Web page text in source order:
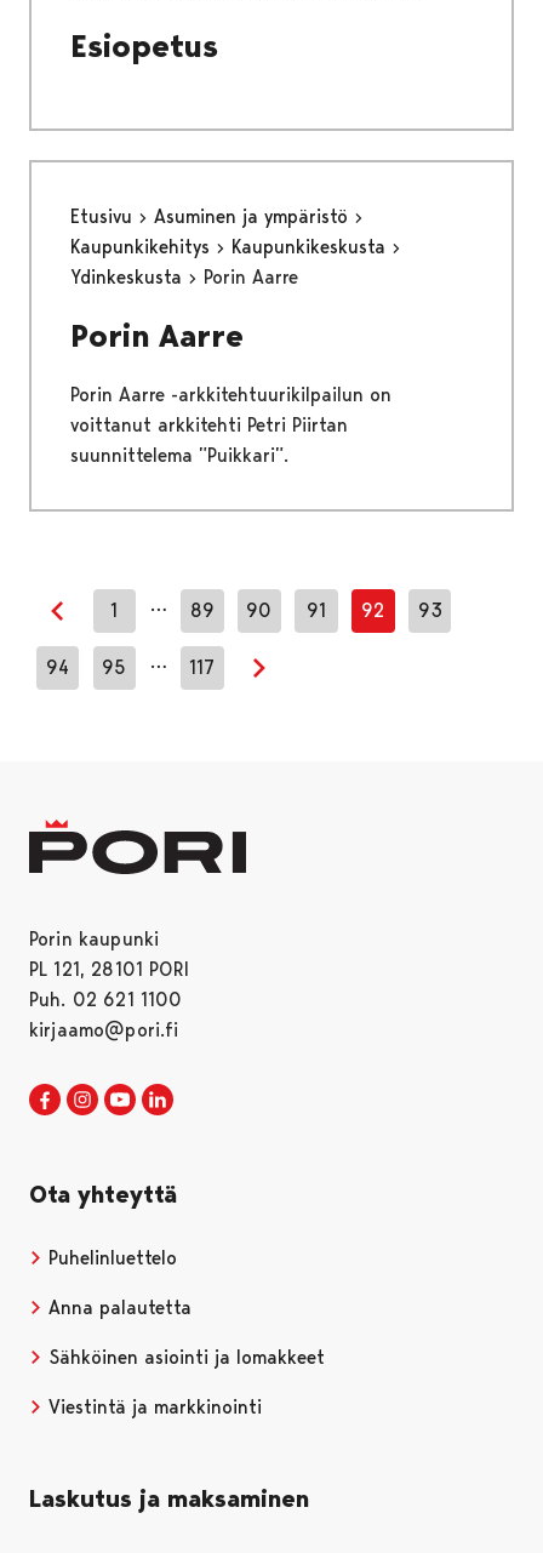
Esiopetus
Etusivu
Asuminen ja ympäristö
Kaupunkikehitys
Kaupunkikeskusta
Ydinkeskusta
Porin Aarre
Porin Aarre
Porin Aarre -arkkitehtuurikilpailun on
voittanut arkkitehti Petri Piirtan
suunnittelema ”Puikkari”.
Edellinen sivu
1 … 89 90 91 92 93
94 95 … 117
Seuraava sivu
Porin kaupunki
PL 121, 28101 PORI
Puh. 02 621 1100
kirjaamo@pori.fi
Porin kaupunki Facebookissa
Avautuu uudessa välilehdessä
Porin kaupunki Instagramissa
Avautuu uudessa välilehdessä
Porin kaupunki Youtubessa
Avautuu uudessa välilehdessä
Ota yhteyttä
Puhelinluettelo
Anna palautetta
Sähköinen asiointi ja lomakkeet
Viestintä ja markkinointi
Laskutus ja maksaminen